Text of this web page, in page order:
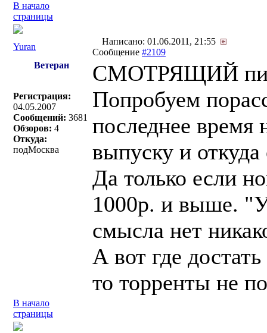
В начало
страницы
Yuran
Написано: 01.06.2011, 21:55
Сообщение #2109
Ветеран
Регистрация:
04.05.2007
Сообщений: 3681
Обзоров: 4
Откуда:
подМосква
СМОТРЯЩИЙ
Попробуем
последнее время
выпуску и
Да только если
1000р. и выше.
смысла нет
А вот где
то торренты не
В начало
страницы